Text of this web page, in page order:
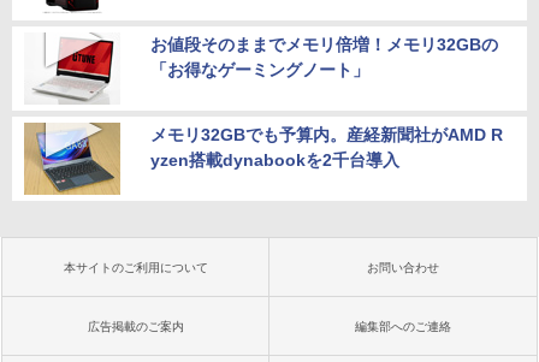
お値段そのままでメモリ倍増！メモリ32GBの
「お得なゲーミングノート」
メモリ32GBでも予算内。産経新聞社がAMD R
yzen搭載dynabookを2千台導入
本サイトのご利用について お問い合わせ
広告掲載のご案内 編集部へのご連絡